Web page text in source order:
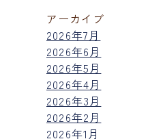
アーカイブ
2026年7月
2026年6月
2026年5月
2026年4月
2026年3月
2026年2月
2026年1月